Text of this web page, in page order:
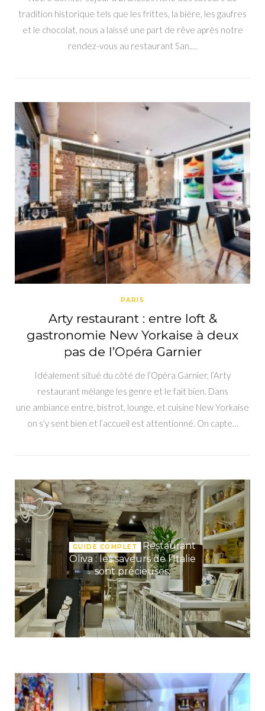
tradition historique tels que les frittes, la bière, les gaufres
et le chocolat, nous a laissé une part de rêve après notre
rendez-vous au restaurant San.…
PARIS
Arty restaurant : entre loft &
gastronomie New Yorkaise à deux
pas de l’Opéra Garnier
Idéalement situé du côté de l’Opéra Garnier, l’Arty
restaurant mélange les genre et le fait bien. Dans
une ambiance entre, bistrot, lounge, et cuisine New Yorkaise
on s’y sent bien et l’accueil est attentionné. On capte…
GUIDE COMPLET
Restaurant
Oliva : les saveurs de l’Italie
sont précieuses.